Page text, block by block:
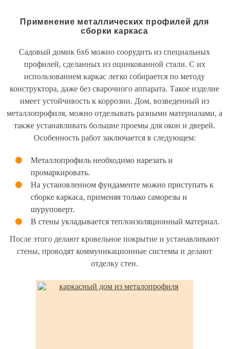
Применение металлических профилей для
сборки каркаса
Садовый домик 6х6 можно соорудить из специальных
профилей, сделанных из оцинкованной стали. С их
использованием каркас легко собирается по методу
конструктора, даже без сварочного аппарата. Такое изделие
имеет устойчивость к коррозии. Дом, возведенный из
металлопрофиля, можно отделывать разными материалами, а
также устанавливать большие проемы для окон и дверей.
Особенность работ заключается в следующем:
Металлопрофиль необходимо нарезать и
промаркировать.
На установленном фундаменте можно приступать к
сборке каркаса, применяя только саморезы и
шуруповерт.
В стены укладывается теплоизоляционный материал.
После этого делают кровельное покрытие и устанавливают
стены, проводят коммуникационные системы и делают
отделку стен.